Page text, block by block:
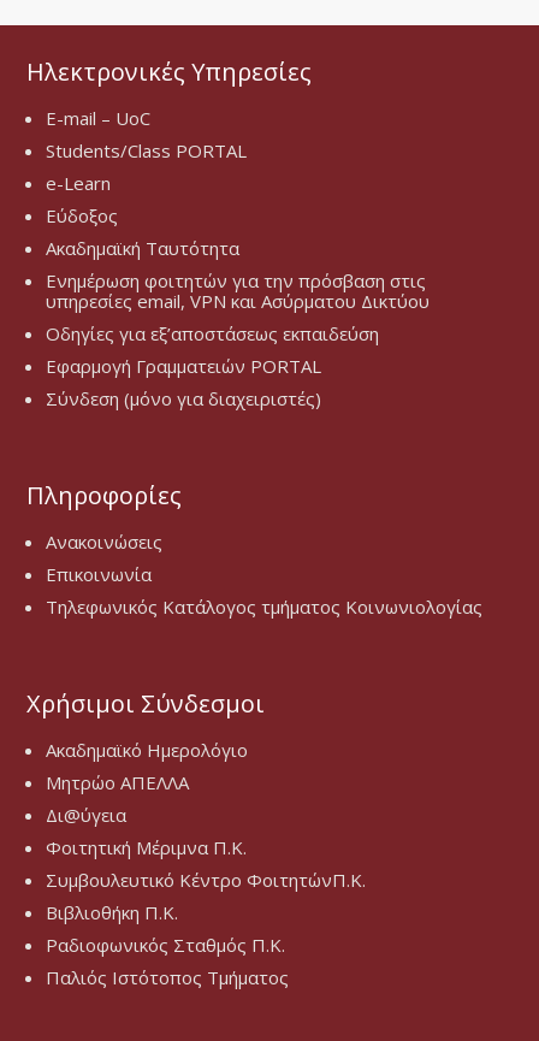
Ηλεκτρονικές Υπηρεσίες
E-mail – UoC
Students/Class PORTAL
e-Learn
Εύδοξος
Ακαδημαϊκή Ταυτότητα
Ενημέρωση φοιτητών για την πρόσβαση στις
υπηρεσίες email, VPN και Ασύρματου Δικτύου
Οδηγίες για εξ’αποστάσεως εκπαιδεύση
Εφαρμογή Γραμματειών PORTAL
Σύνδεση (μόνο για διαχειριστές)
Πληροφορίες
Ανακοινώσεις
Επικοινωνία
Τηλεφωνικός Κατάλογος τμήματος Κοινωνιολογίας
Χρήσιμοι Σύνδεσμοι
Ακαδημαϊκό Ημερολόγιο
Μητρώο ΑΠΕΛΛΑ
Δι@ύγεια
Φοιτητική Μέριμνα Π.Κ.
Συμβουλευτικό Κέντρο ΦοιτητώνΠ.Κ.
Βιβλιοθήκη Π.Κ.
Ραδιοφωνικός Σταθμός Π.Κ.
Παλιός Ιστότοπος Τμήματος